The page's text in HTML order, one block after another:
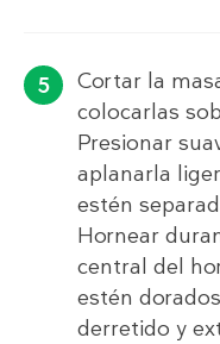
Cortar la
colocarlas
Presionar
aplanarla
estén
Hornear
central del
estén
derretido y